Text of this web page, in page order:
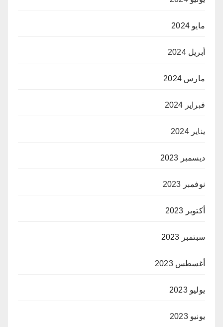
مايو 2024
أبريل 2024
مارس 2024
فبراير 2024
يناير 2024
ديسمبر 2023
نوفمبر 2023
أكتوبر 2023
سبتمبر 2023
أغسطس 2023
يوليو 2023
يونيو 2023